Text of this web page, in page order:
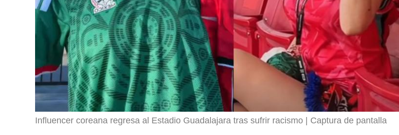
Influencer coreana regresa al Estadio Guadalajara tras sufrir racismo Captura de pantalla